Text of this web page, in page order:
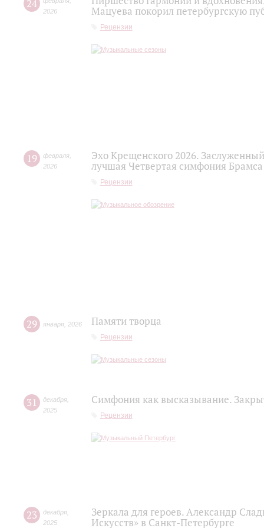
24
2026
Мацуева покорил петербургскую
Рецензии
19 февраля
2026
Эхо Крещенского 2026.
лучшая Четвертая симфония Брамса
Рецензии
29 января 2026 Памяти творца
Рецензии
31 декабря
2025
Симфония как высказывание.
Рецензии
23 декабря
2025
Зеркала для героев. Александр
Искусств» в Санкт-Петербурге